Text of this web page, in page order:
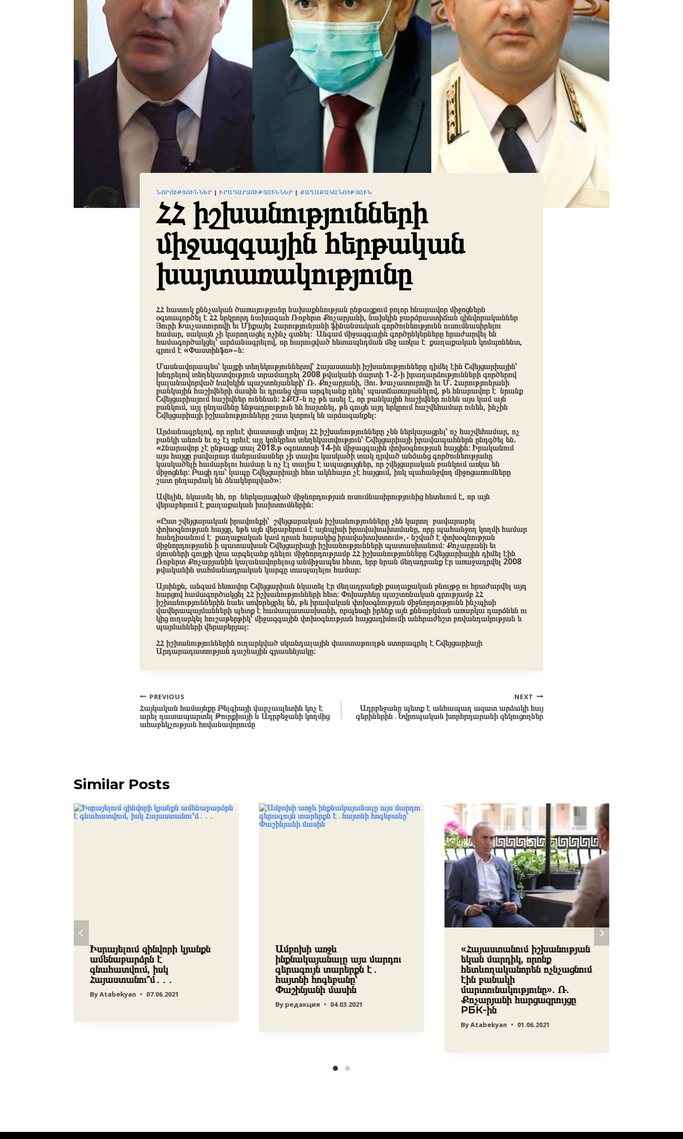
ՆՈՐՈՒԹՅՈՒՆՆԵՐ | ԻՐԱԴԱՐՁՈՒԹՅՈՒՆՆԵՐ |ՔԱՂԱՔԱԿԱՆՈՒԹՅՈՒՆ
ՀՀ իշխանությունների
միջազգային հերթական
խայտառակությունը
ՀՀ հատուկ քննչական ծառայությունը նախաքննության ընթացքում բոլոր հնարավոր միջոցներն
օգտագործել է ՀՀ երկրորդ նախագահ Ռոբերտ Քոչարյանի, նախկին բարձրաստիճան զինվորականներ
Յուրի Խաչատուրովի եւ Միքայել Հարությունյանի ֆինանսական գործունեությունն ուսումնասիրելու
համար, սակայն չի կարողացել ոչինչ գտնել։ Անգամ միջազգային գործընկերները հրաժարվել են
համագործակցել՝ արձանագրելով, որ հարուցված հետապնդման մեջ առկա է քաղաքական կոմպոնենտ,
գրում է «Փաստինֆո»–ն։
Մասնավորապես՝ կայքի տեղեկություններով՝ Հայաստանի իշխանությունները դիմել էին Շվեյցարիային՝
խնդրելով տեղեկատվություն տրամադրել 2008 թվականի մարտի 1-2-ի իրադարձությունների գործերով
կալանավորված նախկին պաշտոնյաների՝ Ռ. Քոչարյանի, Յու. Խաչատուրովի եւ Մ. Հարությունյանի
բանկային հաշիվների մասին եւ դրանց վրա արգելանք դնել՝ պատճառաբանելով, թե հնարավոր է նրանք
Շվեյցարիայում հաշիվներ ունենան։ ՀՔԾ-ն ոչ թե ասել է, որ բանկային հաշիվներ ունեն այս կամ այն
բանկում, այլ ընդամենը ենթադրություն են հայտնել, թե գուցե այդ երկրում հաշվեհամար ունեն, ինչին
Շվեյցարիայի իշխանությունները շատ կտրուկ են արձագանքել։
Արձանագրելով, որ որեւէ փաստացի տվյալ ՀՀ իշխանությունները չեն ներկայացրել՝ ոչ հաշվեհամար, ոչ
բանկի անուն եւ ոչ էլ որեւէ այլ կոնկրետ տեղեկատվություն՝ Շվեյցարիայի իրավապահներն ընդգծել են.
«Հնարավոր չէ ընթացք տալ 2018.թ օգոստոսի 14-ին միջազգային փոխօգնության հայցին։ Իրականում
այս հայցը բավարար մանրամասներ չի տալիս կասկածի տակ դրված անձանց գործունեությանը
կասկածելի համարելու համար և ոչ էլ տալիս է ապացույցներ, որ շվեյցարական բանկում առկա են
միջոցներ։ Բացի դա՝ կապը Շվեյցարիայի հետ ակնհայտ չէ հայցում, իսկ պահանջվող միջոցառումները
շատ ընդարձակ են ձևակերպված»։
Ավելին, նկատել են, որ ներկայացված միջնորդության ուսումնասիրությունից հետեւում է, որ այն
վերաբերում է քաղաքական խախտումներին։
«Ըստ շվեյցարական իրավունքի՝ շվեյցարական իշխանությունները չեն կարող բավարարել
փոխօգնության հայցը, եթե այն վերաբերում է այնպիսի իրավախախտմանը, որը պահանջող կողմի համար
հանդիսանում է քաղաքական կամ դրան հարակից իրավախախտում»,- նշված է փոխօգնության
միջնորդությանն ի պատասխան Շվեյցարիայի իշխանությունների պատասխանում։ Քոչարյանի եւ
մյուսների գույքի վրա արգելանք դնելու միջնորդությամբ ՀՀ իշխանությունները Շվեյցարիային դիմել էին
Ռոբերտ Քոչարյանին կալանավորելուց անմիջապես հետո, երբ նրան մեղադրանք էր առաջադրվել 2008
թվականին սահմանադրական կարգը տապալելու համար։
Այսինքն, անգամ հեռավոր Շվեյցարիան նկատել էր մեղադրանքի քաղաքական բնույթը ու հրաժարվել այդ
հարցով համագործակցել ՀՀ իշխանությունների հետ։ Փոխարենը պաշտոնական գրությամբ ՀՀ
իշխանություններին նաեւ սովորեցրել են, թե իրավական փոխօգնության միջնորդությունն ինչպիսի
վավերապայմանների պետք է համապատասխանի, որպեսզի իրենք այն քննարկման առարկա դարձնեն ու
կից ուղարկել հուշաթերթիկ՝ միջազգային փոխօգնության հայցադիմումի անհրաժեշտ բովանդակության և
պայմանների վերաբերյալ։
ՀՀ իշխանություններին ուղարկված սկանդալային փաստաթուղթն ստորագրել է Շվեյցարիայի
Արդարադատության դաշնային գրասենյակը։
Post
navigation
PREVIOUS
Հայկական համայնքը Բելգիայի վարչապետին կոչ է
արել դատապարտել Թուրքիայի և Ադրբեջանի կողմից
ահաբեկչության հովանավորումը
NEXT
Ադրբեջանը պետք է անհապաղ ազատ արձակի հայ
գերիներին․Եվրոպական խորհրդարանի զեկուցողներ
Similar Posts
Իսրայելում զինվորի կյանքն
ամենաբարձրն է
գնահատվում, իսկ
Հայաստանու՞մ․․․
ByAtabekyan 07.06.2021
Ամբոխի առջև
ինքնակայանալը այս մարդու
գերագույն տարերքն է․
հայտնի հոգեբանը՝
Փաշինյանի մասին
Byредакция 04.03.2021
«Հայաստանում իշխանության
եկան մարդիկ, որոնք
հետևողականորեն ոչնչացնում
էին բանակի
մարտունակությունը». Ռ.
Քոչարյանի հարցազրույցը
РБК-ին
ByAtabekyan 01.06.2021